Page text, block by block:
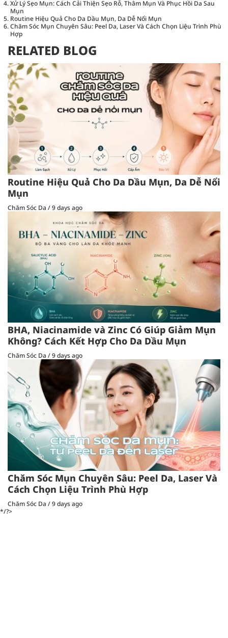
Xử Lý Sẹo Mụn: Cách Cải Thiện Sẹo Rỗ, Thâm Mụn Và Phục Hồi Da Sau
Mụn
Routine Hiệu Quả Cho Da Dầu Mụn, Da Dễ Nổi Mụn
Chăm Sóc Mụn Chuyên Sâu: Peel Da, Laser Và Cách Chọn Liệu Trình Phù
Hợp
RELATED BLOG
Routine Hiệu Quả Cho Da Dầu Mụn, Da Dễ Nổi
Mụn
Chăm Sóc Da /9 days ago
BHA, Niacinamide và Zinc Có Giúp Giảm Mụn
Không? Cách Kết Hợp Cho Da Dầu Mụn
Chăm Sóc Da /9 days ago
Chăm Sóc Mụn Chuyên Sâu: Peel Da, Laser Và
Cách Chọn Liệu Trình Phù Hợp
Chăm Sóc Da /9 days ago
*/?>